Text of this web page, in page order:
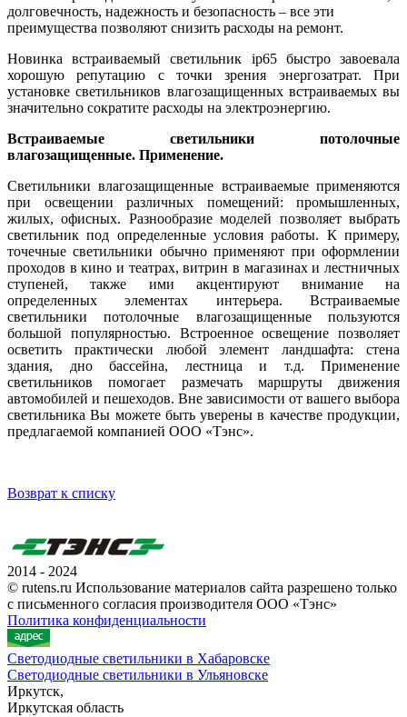
долговечность, надежность и безопасность – все эти
преимущества позволяют снизить расходы на ремонт.
Новинка встраиваемый светильник ip65 быстро завоевала
хорошую репутацию с точки зрения энергозатрат. При
установке светильников влагозащищенных встраиваемых вы
значительно сократите расходы на электроэнергию.
Встраиваемые светильники потолочные
влагозащищенные. Применение.
Светильники влагозащищенные встраиваемые применяются
при освещении различных помещений: промышленных,
жилых, офисных. Разнообразие моделей позволяет выбрать
светильник под определенные условия работы. К примеру,
точечные светильники обычно применяют при оформлении
проходов в кино и театрах, витрин в магазинах и лестничных
ступеней, также ими акцентируют внимание на
определенных элементах интерьера. Встраиваемые
светильники потолочные влагозащищенные пользуются
большой популярностью. Встроенное освещение позволяет
осветить практически любой элемент ландшафта: стена
здания, дно бассейна, лестница и т.д. Применение
светильников помогает размечать маршруты движения
автомобилей и пешеходов. Вне зависимости от вашего выбора
светильника Вы можете быть уверены в качестве продукции,
предлагаемой компанией ООО «Тэнс».
Возврат к списку
2014 - 2024
© rutens.ru Использование материалов сайта разрешено только
с письменного согласия производителя ООО «Тэнс»
Политика конфиденциальности
Светодиодные светильники в Хабаровске
Светодиодные светильники в Ульяновске
Иркутск,
Иркутская область